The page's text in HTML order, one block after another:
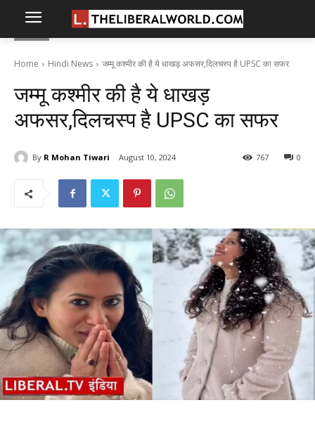
Home Hindi News जम्मू कश्मीर की है ये धाखड़ अफसर,दिलचस्प है UPSC का सफर
जम्मू कश्मीर की है ये धाखड़
अफसर,दिलचस्प है UPSC का सफर
By R Mohan Tiwari August 10, 2024 0
767